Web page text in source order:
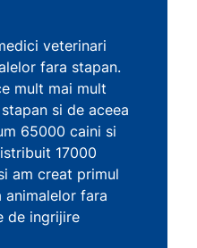
veterinari
fara stapan.
mult mai mult
si de aceea
65000 caini si
17000
am creat primul
fara
de ingrijire